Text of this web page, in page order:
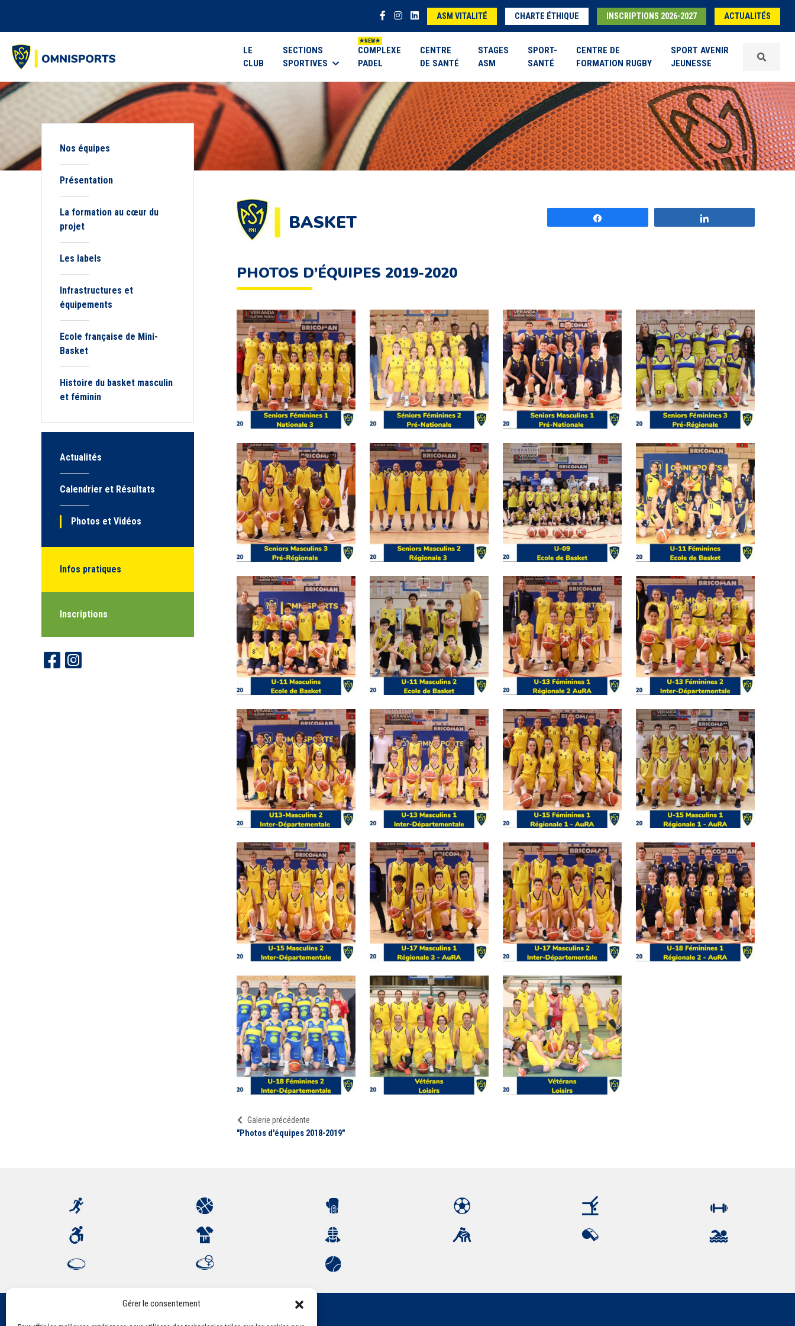
Gérer le consentement
ASM VITALITÉ CHARTE ÉTHIQUE INSCRIPTIONS 2026-2027 ACTUALITÉS
LE
CLUB
SECTIONS
SPORTIVES
COMPLEXE
PADEL
CENTRE
DE SANTÉ
STAGES
ASM
SPORT-
SANTÉ
CENTRE DE
FORMATION RUGBY
SPORT AVENIR
JEUNESSE
Nos équipes
Présentation
La formation au cœur du
projet
Les labels
Infrastructures et
équipements
Ecole française de Mini-
Basket
Histoire du basket masculin
et féminin
Actualités
Calendrier et Résultats
Photos et Vidéos
Infos pratiques
Inscriptions
BASKET
PHOTOS D’ÉQUIPES 2019-2020
Galerie précédente
"Photos d'équipes 2018-2019"